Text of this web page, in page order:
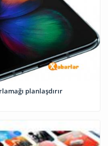
planlaşdırır